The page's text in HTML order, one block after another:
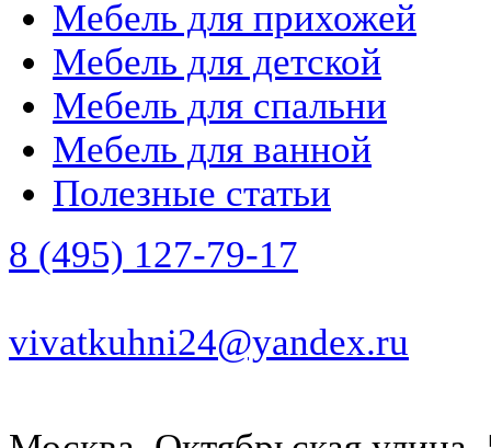
Мебель для прихожей
Мебель для детской
Мебель для спальни
Мебель для ванной
Полезные статьи
8 (495) 127-79-17
vivatkuhni24@yandex.ru